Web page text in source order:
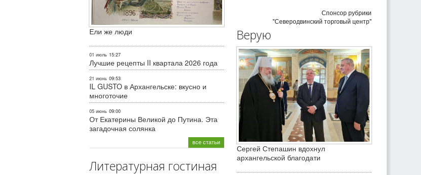
Ели же люди
01 июль 15:27
Лучшие рецепты II квартала 2026 года
21 июнь 09:53
IL GUSTO в Архангельске: вкусно и
многоточие
05 июнь 09:00
От Екатерины Великой до Путина. Эта
загадочная солянка
все статьи
Литературная гостиная
Спонсор рубрики
"Северодвинский торговый центр"
Верую
Сергей Степашин вдохнул
архангельской благодати